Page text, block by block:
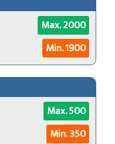
Max. 2000
Min. 1900
Max. 500
Min. 350